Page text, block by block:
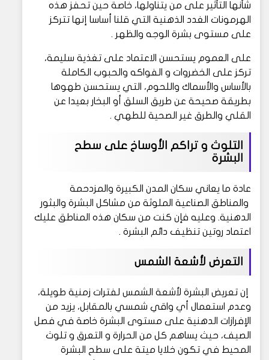
شأنها التأثير على من يتناولها، خاصة حين تحفز هذه
الهرمونات الغدد الذهنية التي قلنا أساسا إنها تتركز
على مستوى بشرة الوجه والظهر .
على العموم يستحسن الاعتماد على تغذية سليمة،
تركز على الخضروات و الفواكه والحبوب الكاملة
بالأساس والأسماك واللحوم، التي يستحسن طهوها
بطريقة صحيحة عن طريق السلق أو البخار بعيدا عن
القلي والطرق غير الصحية للطهي .
التلوث و تراكم الأوساخ على سطح
البشرة
عادة ما يعاني سكان المدن الكبيرة والمزدحمة
والمناطق الصناعية الملوثة من مشاكل البشرة والبثور
الدهنية. وعليه فإن كنت من سكان هذه المناطق عليك
اعتماد روتين تنظيف دائم البشرة .
التعرض لأشعة الشمس
إن تعريض البشرة لأشعة الشمس لفترات زمنية طويلة،
وعدم استعمال أي واقي شمسي بالمقابل، يزيد من
الإفرازات الدهنية على مستوى البشرة خاصة في فصل
الصيف، حيث يساهم كل من الحرارة و التعرق و تلوث
المحيط في تكون خلايا ميتة على سطح البشرة